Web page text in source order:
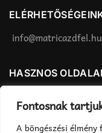
Fontosnak
A böngészési
a
termékoldalon
választhatók
info@matricazdfel.hu
HASZNOS